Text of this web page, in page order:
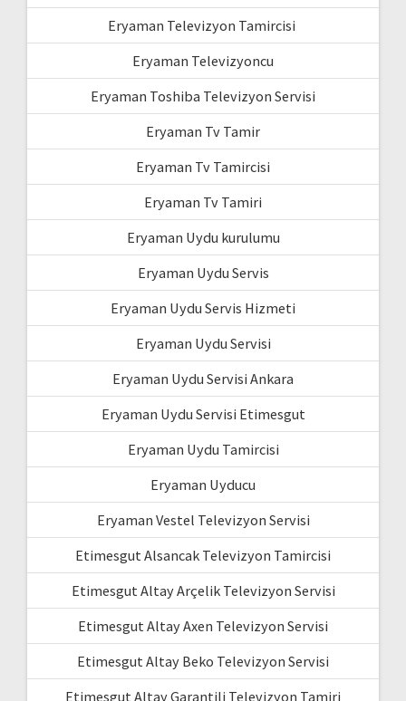
Eryaman Televizyon Tamircisi
Eryaman Televizyoncu
Eryaman Toshiba Televizyon Servisi
Eryaman Tv Tamir
Eryaman Tv Tamircisi
Eryaman Tv Tamiri
Eryaman Uydu kurulumu
Eryaman Uydu Servis
Eryaman Uydu Servis Hizmeti
Eryaman Uydu Servisi
Eryaman Uydu Servisi Ankara
Eryaman Uydu Servisi Etimesgut
Eryaman Uydu Tamircisi
Eryaman Uyducu
Eryaman Vestel Televizyon Servisi
Etimesgut Alsancak Televizyon Tamircisi
Etimesgut Altay Arçelik Televizyon Servisi
Etimesgut Altay Axen Televizyon Servisi
Etimesgut Altay Beko Televizyon Servisi
Etimesgut Altay Garantili Televizyon Tamiri